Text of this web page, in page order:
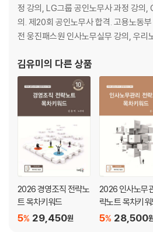
021. 마이클 포터(Michael E. Porter)의
mpetitive strategy)
022. 조직의 라이프사이클에 따른 HRM
024. 조직수명주기(organization life
025. 5가지 측면으로 본 새로운 인적자원관
026. 7가지 측면으로 본 새로운 인적자원
027. 전략적 인적자원관리(strategic
nt : SHRM)에 대한 3가지 관점
028. 환경, 전략, 구조·과정의 관계
029. 인적자원관리와 전략계획의 연계수준
030. 집중화 전략, 내부 성장 전략, 외부 성
031. 인적자원 정보시스템 (Human
HRIS)
032. HRIS와 e-HRM(electronic
과의 차이점
정 강의, LG그룹 공인노무사 과정 강의,
의. 제20회 공인노무사 합격. 고용노동
전 웅진패스원 인사노무실무 강의, 우리
김유미 의 다른 상품
2026 경영조직 전략노
트 목차키워드
29,450원
5%
2026 인사노무
략노트 목차키
28,500
5%